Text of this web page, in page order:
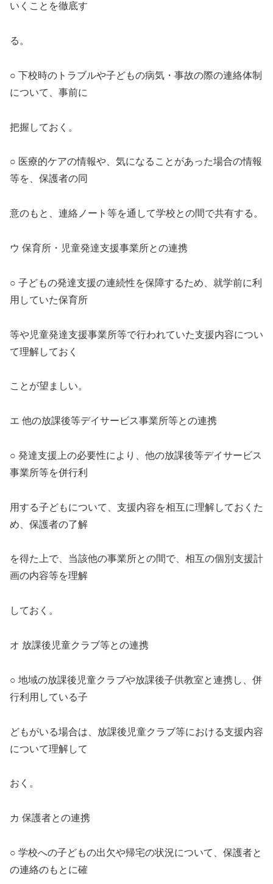
いくことを徹底す
る。
○ 下校時のトラブルや子どもの病気・事故の際の連絡体制
について、事前に
把握しておく。
○ 医療的ケアの情報や、気になることがあった場合の情報
等を、保護者の同
意のもと、連絡ノート等を通して学校との間で共有する。
ウ 保育所・児童発達支援事業所との連携
○ 子どもの発達支援の連続性を保障するため、就学前に利
用していた保育所
等や児童発達支援事業所等で行われていた支援内容につい
て理解しておく
ことが望ましい。
エ 他の放課後等デイサービス事業所等との連携
○ 発達支援上の必要性により、他の放課後等デイサービス
事業所等を併行利
用する子どもについて、支援内容を相互に理解しておくた
め、保護者の了解
を得た上で、当該他の事業所との間で、相互の個別支援計
画の内容等を理解
しておく。
オ 放課後児童クラブ等との連携
○ 地域の放課後児童クラブや放課後子供教室と連携し、併
行利用している子
どもがいる場合は、放課後児童クラブ等における支援内容
について理解して
おく。
カ 保護者との連携
○ 学校への子どもの出欠や帰宅の状況について、保護者と
の連絡のもとに確